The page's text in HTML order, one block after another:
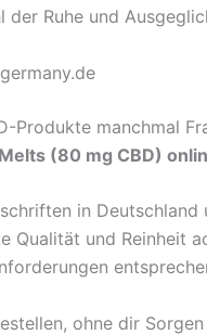
Ruhe und
Produkte manchmal
(80 mg CBD)
in
und Reinheit
ohne dir